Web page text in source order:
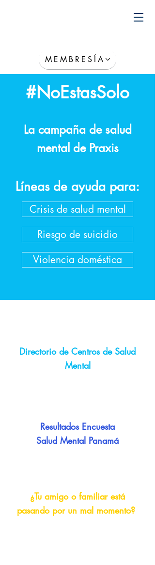
MEMBRESÍA
#NoEstasSolo
La campaña de salud
mental de Praxis
Líneas de ayuda para:
Crisis de salud mental
Riesgo de suicidio
Violencia doméstica
Directorio de Centros de Salud
Mental
Resultados Encuesta
Salud Mental Panamá
¿Tu amigo o familiar está
pasando por un mal momento?